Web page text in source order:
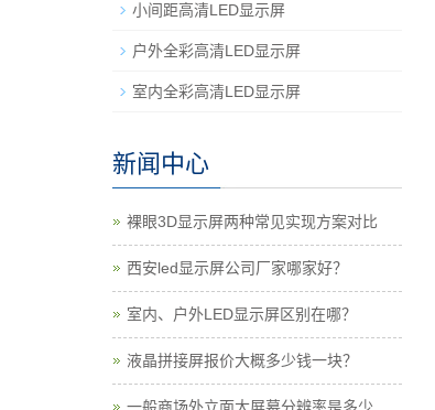
小间距高清LED显示屏
户外全彩高清LED显示屏
室内全彩高清LED显示屏
新闻中心
裸眼3D显示屏两种常见实现方案对比
西安led显示屏公司厂家哪家好？
室内、户外LED显示屏区别在哪？
液晶拼接屏报价大概多少钱一块？